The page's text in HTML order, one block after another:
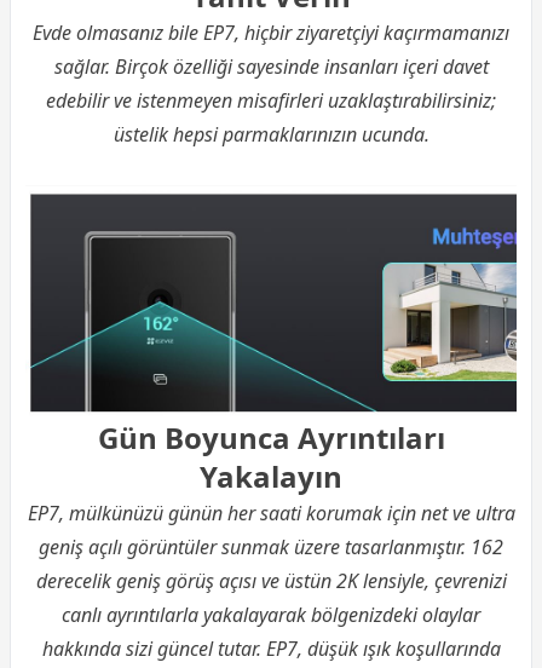
Evde olmasanız bile EP7, hiçbir ziyaretçiyi kaçırmamanızı
sağlar. Birçok özelliği sayesinde insanları içeri davet
edebilir ve istenmeyen misafirleri uzaklaştırabilirsiniz;
üstelik hepsi parmaklarınızın ucunda.
Gün Boyunca Ayrıntıları
Yakalayın
EP7, mülkünüzü günün her saati korumak için net ve ultra
geniş açılı görüntüler sunmak üzere tasarlanmıştır. 162
derecelik geniş görüş açısı ve üstün 2K lensiyle, çevrenizi
canlı ayrıntılarla yakalayarak bölgenizdeki olaylar
hakkında sizi güncel tutar. EP7, düşük ışık koşullarında